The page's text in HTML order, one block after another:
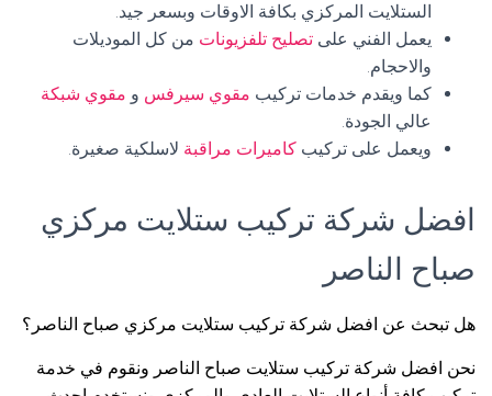
الستلايت المركزي بكافة الاوقات وبسعر جيد.
يعمل الفني على تصليح تلفزيونات من كل الموديلات
والاحجام.
كما ويقدم خدمات تركيب مقوي سيرفس و مقوي شبكة
عالي الجودة.
ويعمل على تركيب كاميرات مراقبة لاسلكية صغيرة.
افضل شركة تركيب ستلايت مركزي
صباح الناصر
هل تبحث عن افضل شركة تركيب ستلايت مركزي صباح الناصر؟
نحن افضل شركة تركيب ستلايت صباح الناصر ونقوم في خدمة